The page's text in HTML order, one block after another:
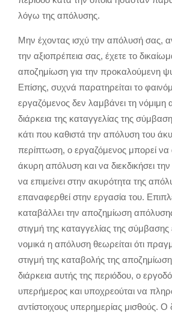
λόγω της απόλυσης.
Μην έχοντας ισχύ την απόλυσή σας,
την αξιοπρέπεια σας, έχετε το
αποζημίωση για την προκαλούμενη
Επίσης, συχνά παρατηρείται το
εργαζόμενος δεν λαμβάνει τη
διάρκεια της καταγγελίας της
κάτι που καθιστά την απόλυση του
περίπτωση, ο εργαζόμενος μπορεί να
άκυρη απόλυση και να διεκδικήσει
να επιμείνει στην ακυρότητα της
επαναφερθεί στην εργασία του.
καταβάλλει την αποζημίωση
στιγμή της καταγγελίας της σύμβασης
νομικά η απόλυση θεωρείται ότι
στιγμή της καταβολής της
διάρκεια αυτής της περιόδου, ο
υπερήμερος και υποχρεούται να
αντίστοιχους υπερημερίας μισθούς. Ο